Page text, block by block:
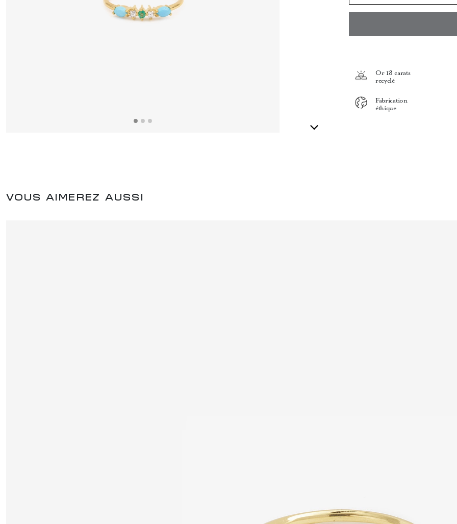
Or 18 carats
recyclé
Fabrication
éthique
VOUS AIMEREZ AUSSI